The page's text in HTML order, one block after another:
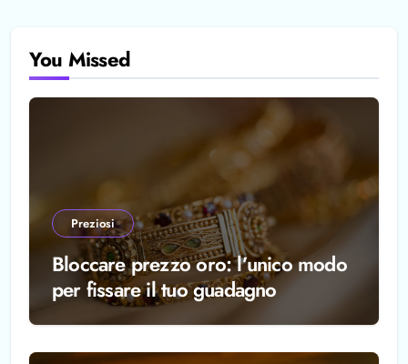
You Missed
Preziosi
Bloccare prezzo oro: l’unico modo
per fissare il tuo guadagno